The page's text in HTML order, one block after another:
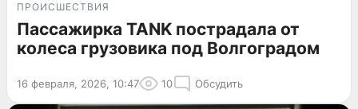
ПРОИСШЕСТВИЯ
Пассажирка TANK пострадала от
колеса грузовика под Волгоградом
16 февраля, 2026, 10:47 10 Обсудить